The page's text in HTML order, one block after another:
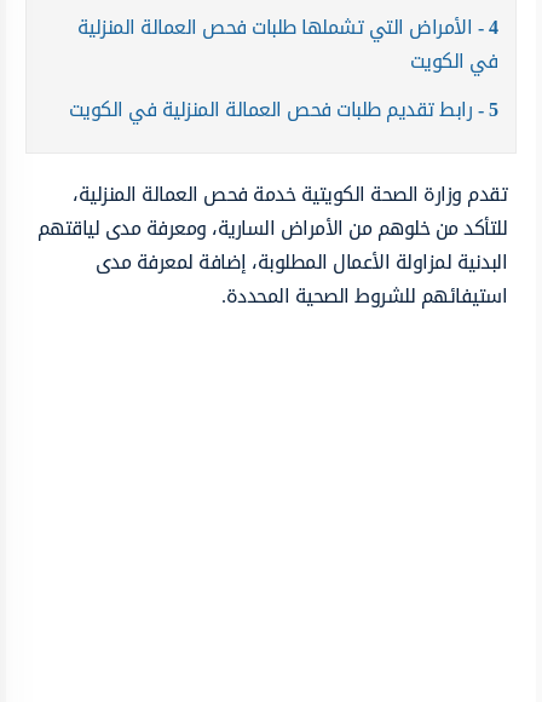
4 الأمراض التي تشملها طلبات فحص العمالة المنزلية
في الكويت
5 رابط تقديم طلبات فحص العمالة المنزلية في الكويت
تقدم وزارة الصحة الكويتية خدمة فحص العمالة المنزلية،
للتأكد من خلوهم من الأمراض السارية، ومعرفة مدى لياقتهم
البدنية لمزاولة الأعمال المطلوبة، إضافة لمعرفة مدى
استيفائهم للشروط الصحية المحددة.